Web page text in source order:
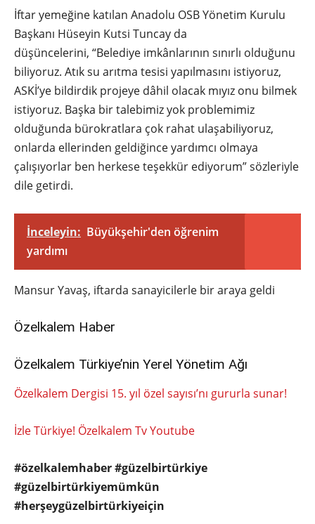
İftar yemeğine katılan Anadolu OSB Yönetim Kurulu
Başkanı Hüseyin Kutsi Tuncay da
düşüncelerini, “Belediye imkânlarının sınırlı olduğunu
biliyoruz. Atık su arıtma tesisi yapılmasını istiyoruz,
ASKİ’ye bildirdik projeye dâhil olacak mıyız onu bilmek
istiyoruz. Başka bir talebimiz yok problemimiz
olduğunda bürokratlara çok rahat ulaşabiliyoruz,
onlarda ellerinden geldiğince yardımcı olmaya
çalışıyorlar ben herkese teşekkür ediyorum” sözleriyle
dile getirdi.
İnceleyin: Büyükşehir'den öğrenim
yardımı
Mansur Yavaş, iftarda sanayicilerle bir araya geldi
Özelkalem Haber
Özelkalem Türkiye’nin Yerel Yönetim Ağı
Özelkalem Dergisi 15. yıl özel sayısı’nı gururla sunar!
İzle Türkiye! Özelkalem Tv Youtube
#özelkalemhaber #güzelbirtürkiye
#güzelbirtürkiyemümkün
#herşeygüzelbirtürkiyeiçin